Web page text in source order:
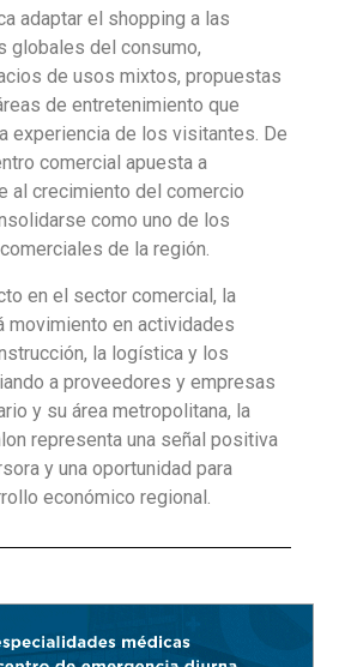
adaptar el shopping a las
globales del consumo,
de usos mixtos, propuestas
de entretenimiento que
experiencia de los visitantes. De
comercial apuesta a
al crecimiento del comercio
como uno de los
de la región.
en el sector comercial, la
movimiento en actividades
la logística y los
a proveedores y empresas
y su área metropolitana, la
representa una señal positiva
y una oportunidad para
económico regional.